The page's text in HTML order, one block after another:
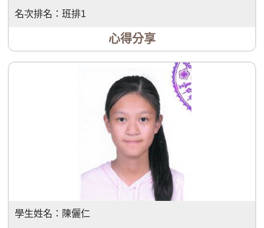
名次排名： 班排1
心得分享
學生姓名： 陳儷仁